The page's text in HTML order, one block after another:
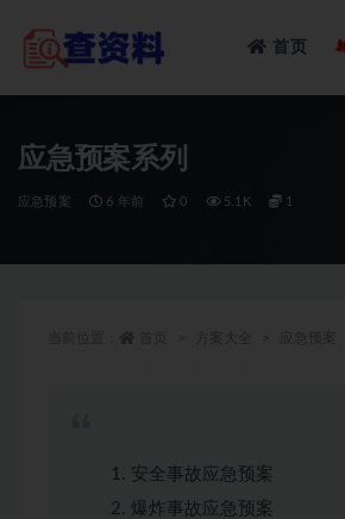
首页
应急预案系列
应急预案 6 年前 0 5.1K 1
安全事故应急预案
爆炸事故应急预案